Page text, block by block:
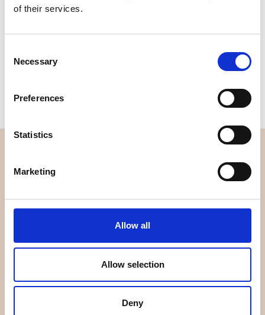
of their services.
Selection
Necessary
Preferences
Statistics
Marketing
Allow all
Allow selection
Deny
Gewicht pro Quadratmeter
0,250 Kg.
Wer sind wir
Nachricht
Marken